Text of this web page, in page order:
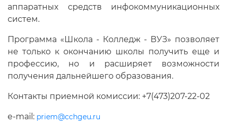
аппаратных средств инфокоммуникационных
систем.
Программа «Школа - Колледж - ВУЗ» позволяет
не только к окончанию школы получить еще и
профессию, но и расширяет возможности
получения дальнейшего образования.
Контакты приемной комиссии: +7(473)207-22-02
e-mail: priem@cchgeu.ru